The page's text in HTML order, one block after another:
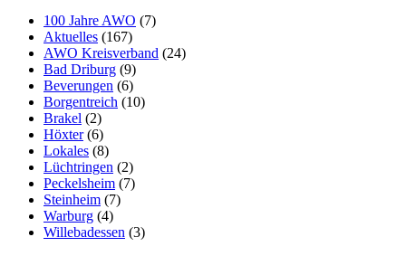
100 Jahre AWO (7)
Aktuelles (167)
AWO Kreisverband (24)
Bad Driburg (9)
Beverungen (6)
Borgentreich (10)
Brakel (2)
Höxter(6)
Lokales (8)
Lüchtringen (2)
Peckelsheim (7)
Steinheim (7)
Warburg (4)
Willebadessen (3)